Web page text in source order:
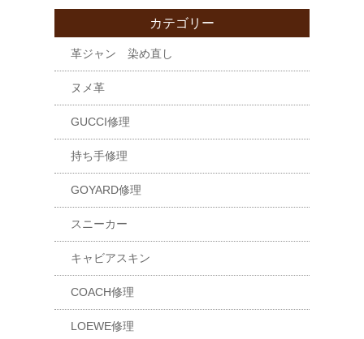
カテゴリー
革ジャン 染め直し
ヌメ革
GUCCI修理
持ち手修理
GOYARD修理
スニーカー
キャビアスキン
COACH修理
LOEWE修理